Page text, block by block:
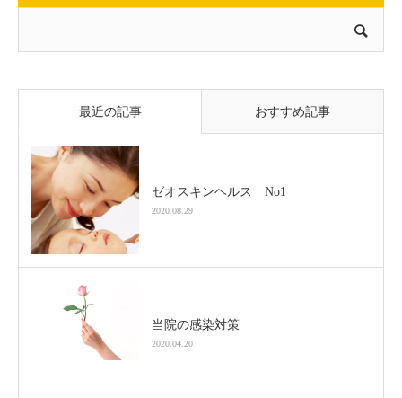
最近の記事 おすすめ記事
ゼオスキンヘルス No1
2020.08.29
当院の感染対策
2020.04.20